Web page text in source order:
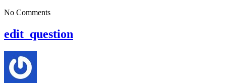
No Comments
edit_question